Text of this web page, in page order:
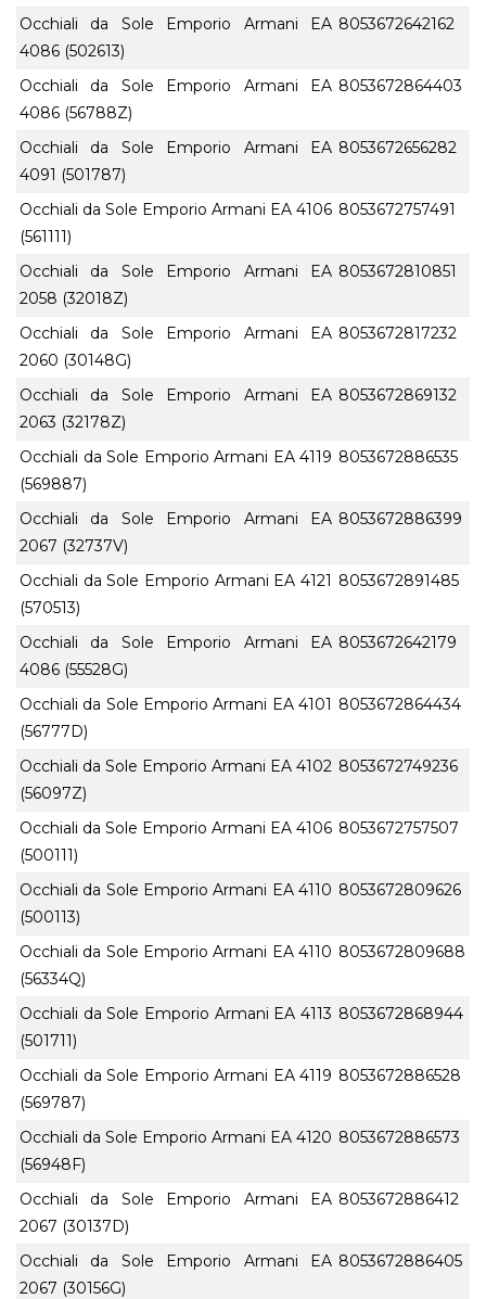
Occhiali da Sole Emporio Armani EA
4086 (502613)
8053672642162
Occhiali da Sole Emporio Armani EA
4086 (56788Z)
8053672864403
Occhiali da Sole Emporio Armani EA
4091 (501787)
8053672656282
Occhiali da Sole Emporio Armani EA 4106
(561111)
8053672757491
Occhiali da Sole Emporio Armani EA
2058 (32018Z)
8053672810851
Occhiali da Sole Emporio Armani EA
2060 (30148G)
8053672817232
Occhiali da Sole Emporio Armani EA
2063 (32178Z)
8053672869132
Occhiali da Sole Emporio Armani EA 4119
(569887)
8053672886535
Occhiali da Sole Emporio Armani EA
2067 (32737V)
8053672886399
Occhiali da Sole Emporio Armani EA 4121
(570513)
8053672891485
Occhiali da Sole Emporio Armani EA
4086 (55528G)
8053672642179
Occhiali da Sole Emporio Armani EA 4101
(56777D)
8053672864434
Occhiali da Sole Emporio Armani EA 4102
(56097Z)
8053672749236
Occhiali da Sole Emporio Armani EA 4106
(500111)
8053672757507
Occhiali da Sole Emporio Armani EA 4110
(500113)
8053672809626
Occhiali da Sole Emporio Armani EA 4110
(56334Q)
8053672809688
Occhiali da Sole Emporio Armani EA 4113
(501711)
8053672868944
Occhiali da Sole Emporio Armani EA 4119
(569787)
8053672886528
Occhiali da Sole Emporio Armani EA 4120
(56948F)
8053672886573
Occhiali da Sole Emporio Armani EA
2067 (30137D)
8053672886412
Occhiali da Sole Emporio Armani EA
2067 (30156G)
8053672886405